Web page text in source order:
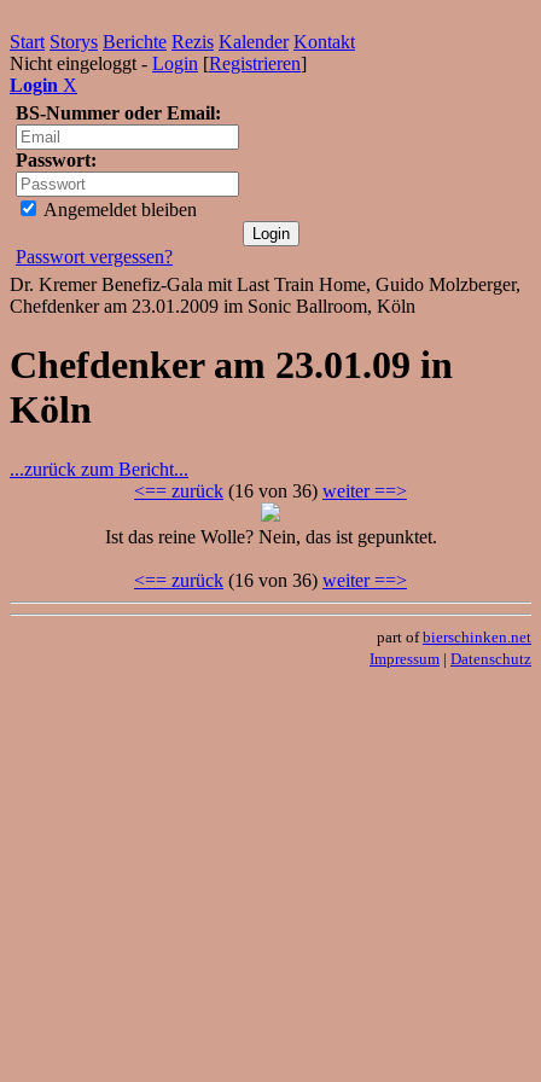
Start Storys Berichte Rezis Kalender Kontakt
Nicht eingeloggt - Login [Registrieren]
Login X
BS-Nummer oder Email:
Passwort:
Angemeldet bleiben
Passwort vergessen?
Dr. Kremer Benefiz-Gala mit Last Train Home, Guido Molzberger,
Chefdenker am 23.01.2009 im Sonic Ballroom, Köln
Chefdenker am 23.01.09 in
Köln
...zurück zum Bericht...
<== zurück (16 von 36) weiter ==>
Ist das reine Wolle? Nein, das ist gepunktet.
<== zurück (16 von 36) weiter ==>
part ofbierschinken.net
Impressum | Datenschutz